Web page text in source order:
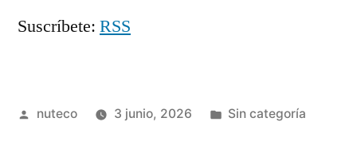
Suscríbete: RSS
Publicada
nuteco 3 junio, 2026
Publicada
Sin categoría